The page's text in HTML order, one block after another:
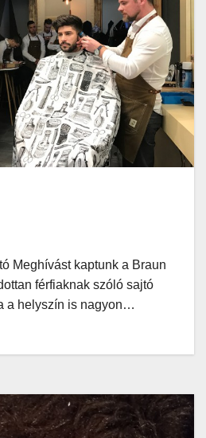
Meghívást kaptunk a Braun
férfiaknak szóló sajtó
a helyszín is nagyon…